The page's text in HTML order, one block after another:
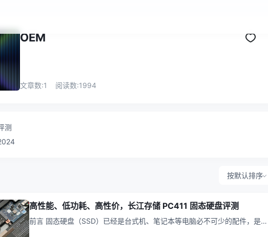
OEM
文章数:1 阅读数:1994
测
按默认排序
高性能、低功耗、高性价，长江存储 PC411 固态硬盘评测
前言 固态硬盘（SSD）已经是台式机、笔记本等电脑必不可少的配件，是